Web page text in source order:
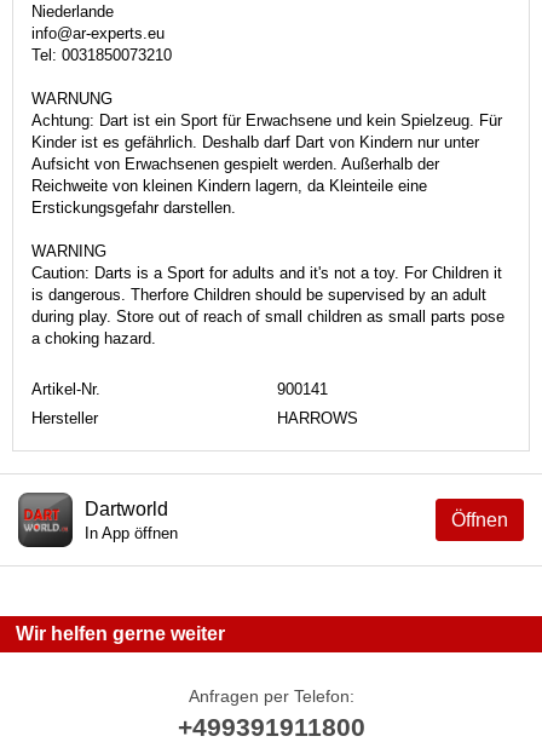
Niederlande
info@ar-experts.eu
Tel: 0031850073210
WARNUNG
Achtung: Dart ist ein Sport für Erwachsene und kein Spielzeug. Für
Kinder ist es gefährlich. Deshalb darf Dart von Kindern nur unter
Aufsicht von Erwachsenen gespielt werden. Außerhalb der
Reichweite von kleinen Kindern lagern, da Kleinteile eine
Erstickungsgefahr darstellen.
WARNING
Caution: Darts is a Sport for adults and it's not a toy. For Children it
is dangerous. Therfore Children should be supervised by an adult
during play. Store out of reach of small children as small parts pose
a choking hazard.
Artikel-Nr.
900141
Hersteller
HARROWS
Öffnen
Dartworld
In App öffnen
Wir helfen gerne weiter
Anfragen per Telefon:
+499391911800